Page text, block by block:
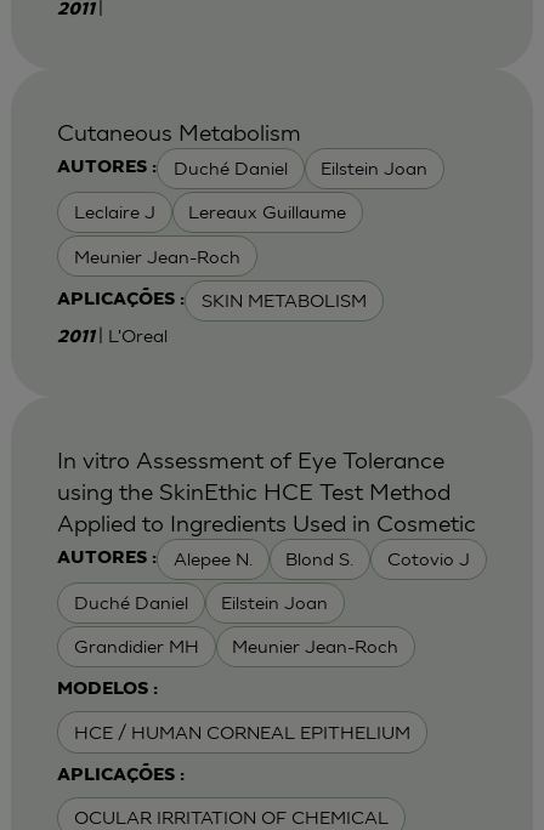
2011
AUTORES : Duché Daniel Eilstein Joan
Leclaire J Lereaux Guillaume
Meunier Jean-Roch
APLICAÇÕES : SKIN METABOLISM
Cutaneous Metabolism
2011 | L'Oreal
AUTORES : Alepee N. Blond S. Cotovio J
Duché Daniel Eilstein Joan
Grandidier MH Meunier Jean-Roch
MODELOS :
HCE / HUMAN CORNEAL EPITHELIUM
APLICAÇÕES :
OCULAR IRRITATION OF CHEMICAL
In vitro Assessment of Eye Tolerance
using the SkinEthic HCE Test Method
Applied to Ingredients Used in Cosmetic